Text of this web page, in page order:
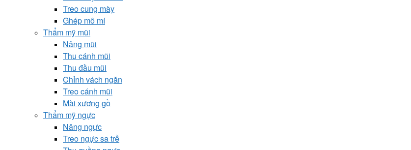
Treo cung mày
Ghép mô mí
Thẩm mỹ mũi
Nâng mũi
Thu cánh mũi
Thu đầu mũi
Chỉnh vách ngăn
Treo cánh mũi
Mài xương gồ
Thẩm mỹ ngực
Nâng ngực
Treo ngực sa trễ